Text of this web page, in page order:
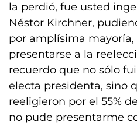
la perdió, fue usted
Néstor Kirchner,
por amplísima
presentarse a la
recuerdo que no sólo
electa presidenta, sino
reeligieron por el 55%
no pude presentarme